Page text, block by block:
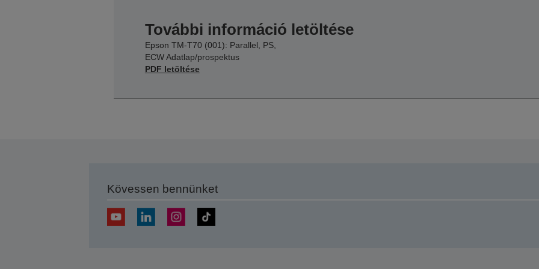
További információ letöltése
Epson TM-T70 (001): Parallel, PS,
ECW Adatlap/prospektus
PDF letöltése
Kövessen bennünket